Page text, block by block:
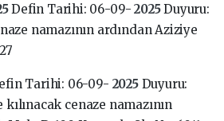
Defin Tarihi: 06-09-2025Duyuru:
namazının ardından Aziziye
Tarihi: 06-09- 2025 Duyuru:
cenaze namazının